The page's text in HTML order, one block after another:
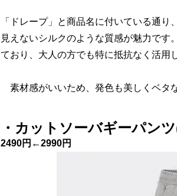
「ドレープ」と商品名に付いている通
見えないシルクのような質感が魅力です
ており、大人の方でも特に抵抗なく活用
素材感がいいため、発色も美しくベタ
・カットソーバギーパン
2490円←2990円